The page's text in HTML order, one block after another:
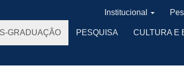
GRADUAÇÃO PESQUISA CULTURA E
Institucional